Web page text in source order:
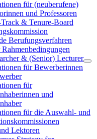
für (neuberufene)
und Professoren
& Tenure-Board
Berufungsverfahren
& (Senior) Lecturer
für Bewerberinnen
für
und
für die Auswahl- und
Lektoren